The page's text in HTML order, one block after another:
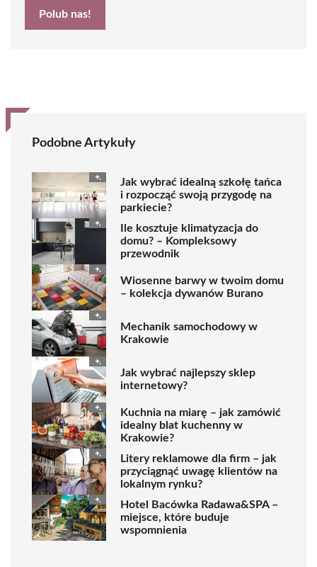
Polub nas!
Podobne Artykuły
Jak wybrać idealną szkołę tańca
i rozpocząć swoją przygodę na
parkiecie?
Ile kosztuje klimatyzacja do
domu? – Kompleksowy
przewodnik
Wiosenne barwy w twoim domu
– kolekcja dywanów Burano
Mechanik samochodowy w
Krakowie
Jak wybrać najlepszy sklep
internetowy?
Kuchnia na miarę – jak zamówić
idealny blat kuchenny w
Krakowie?
Litery reklamowe dla firm – jak
przyciągnąć uwagę klientów na
lokalnym rynku?
Hotel Bacówka Radawa&SPA –
miejsce, które buduje
wspomnienia